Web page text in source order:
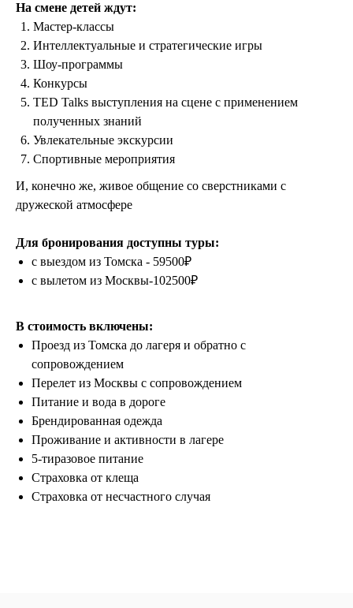
На смене детей ждут:
Мастер-классы
Интеллектуальные и стратегические игры
Шоу-программы
Конкурсы
TED Talks выступления на сцене с применением
полученных знаний
Увлекательные экскурсии
Спортивные мероприятия
И, конечно же, живое общение со сверстниками с
дружеской атмосфере
Для бронирования доступны туры:
с выездом из Томска - 59500₽
с вылетом из Москвы-102500₽
В стоимость включены:
Проезд из Томска до лагеря и обратно с
сопровождением
Перелет из Москвы с сопровождением
Питание и вода в дороге
Брендированная одежда
Проживание и активности в лагере
5-тиразовое питание
Страховка от клеща
Страховка от несчастного случая
+7 (495) 032-15-95
info@letayotdykhay.ru
г. Москва, ул. Садовая-Самотечная, 13
стр. 1 оф. 312
г. Томск, ул. Белинского, 30
ООО «ЛетайОтдыхай»
ИНН 7000019484 ОГРН
Туры от 60 надежных туроператоров